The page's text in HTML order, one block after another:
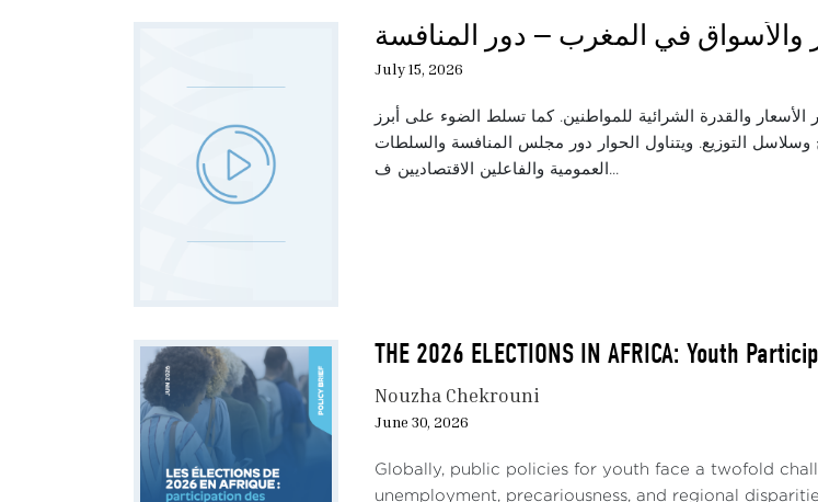
والأسواق في المغرب — دور المنافسة
July 15, 2026
والقدرة الشرائية للمواطنين. كما تسلط الضوء على أبرز
وسلاسل التوزيع. ويتناول الحوار دور مجلس المنافسة والسلطات
العمومية والفاعلين الاقتصاديين ف...
THE 2026 ELECTIONS IN AFRICA: Youth
Nouzha Chekrouni
June 30, 2026
Globally, public policies for youth face a twofold
unemployment, precariousness, and regional